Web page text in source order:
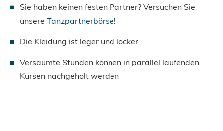
Sie haben keinen festen Partner? Versuchen Sie
unsere Tanzpartnerbörse!
Die Kleidung ist leger und locker
Versäumte Stunden können in parallel laufenden
Kursen nachgeholt werden